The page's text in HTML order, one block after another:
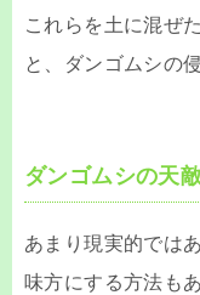
これらを土に混ぜ
と、ダンゴムシの
ダンゴムシの天
あまり現実的では
味方にする方法も